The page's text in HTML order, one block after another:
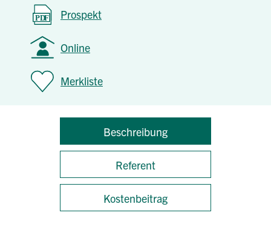
Prospekt
Online
Merkliste
Beschreibung
Referent
Kostenbeitrag